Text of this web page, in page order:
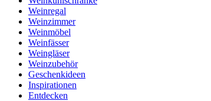
Weinregal
Weinzimmer
Weinmöbel
Weinfässer
Weingläser
Weinzubehör
Geschenkideen
Inspirationen
Entdecken